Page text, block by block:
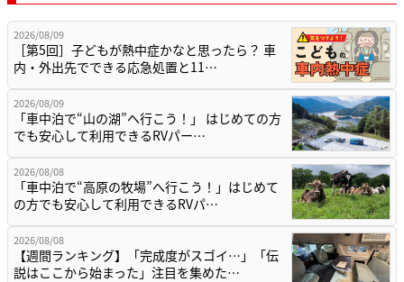
2026/08/09
［第5回］子どもが熱中症かなと思ったら？ 車
内・外出先でできる応急処置と11…
2026/08/09
「車中泊で“山の湖”へ行こう！」 はじめての方
でも安心して利用できるRVパー…
2026/08/08
「車中泊で“高原の牧場”へ行こう！」はじめて
の方でも安心して利用できるRVパ…
2026/08/08
【週間ランキング】「完成度がスゴイ…」「伝
説はここから始まった」注目を集めた…